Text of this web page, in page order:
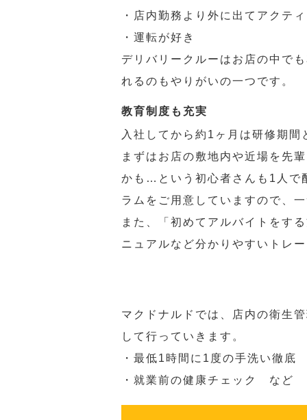
・店内勤務より外に出てアクテ
・運転が好き
デリバリークルーはお店の中で
れるのもやりがいの一つです。
教育制度も充実
入社してから約1ヶ月は研修期
まずはお店の敷地内や近場を先
かも…という初心者さんも1人で
ラムをご用意していますので、
また、「初めてアルバイトをす
ニュアルなど分かりやすいトレ
マクドナルドでは、店内の衛生
して行っていきます。
・最低1時間に1度の手洗い徹底
・就業前の健康チェック など